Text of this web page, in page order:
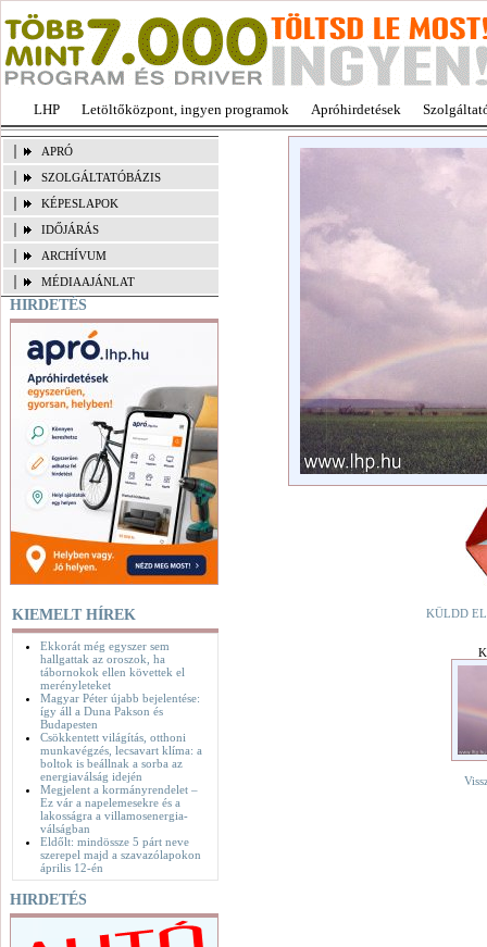
LHP Letöltőközpont, ingyen programok Apróhirdetések
APRÓ
SZOLGÁLTATÓBÁZIS
KÉPESLAPOK
IDŐJÁRÁS
ARCHÍVUM
MÉDIAAJÁNLAT
HIRDETÉS
KIEMELT HÍREK
Ekkorát még egyszer sem
hallgattak az oroszok, ha
tábornokok ellen követtek el
merényleteket
Magyar Péter újabb bejelentése:
így áll a Duna Pakson és
Budapesten
Csökkentett világítás, otthoni
munkavégzés, lecsavart klíma: a
boltok is beállnak a sorba az
energiaválság idején
Megjelent a kormányrendelet –
Ez vár a napelemesekre és a
lakosságra a villamosenergia-
válságban
Eldőlt: mindössze 5 párt neve
szerepel majd a szavazólapokon
április 12-én
HIRDETÉS
KÜLDD